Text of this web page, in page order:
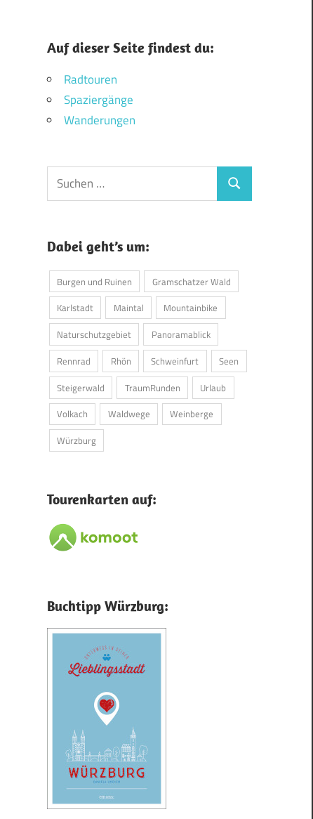
Auf dieser Seite findest du:
Radtouren
Spaziergänge
Wanderungen
Suchen
nach:
Suchen
Dabei geht’s um:
Burgen und Ruinen
Gramschatzer Wald
Karlstadt
Maintal
Mountainbike
Naturschutzgebiet
Panoramablick
Rennrad
Rhön Schweinfurt
Seen
Steigerwald
TraumRunden
Urlaub
Volkach
Waldwege
Weinberge
Würzburg
Tourenkarten auf:
Buchtipp Würzburg: